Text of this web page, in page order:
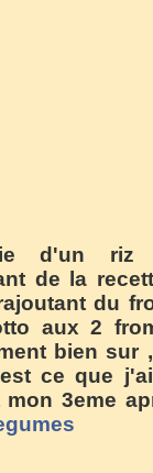
d'un
de la
du
aux 2
bien sur
ce que
mon 3eme